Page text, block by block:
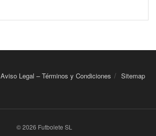
Aviso Legal – Términos y Condiciones Sitemap
© 2026 Futbolete SL